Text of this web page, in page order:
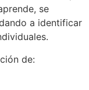
se
a identificar
de: